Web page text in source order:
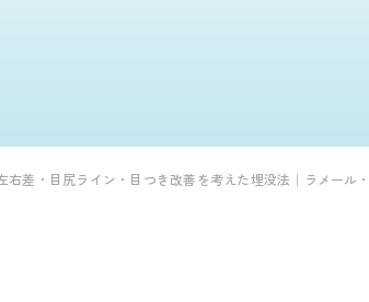
右差・目尻ライン・目つき改善を考えた埋没法｜ラメール